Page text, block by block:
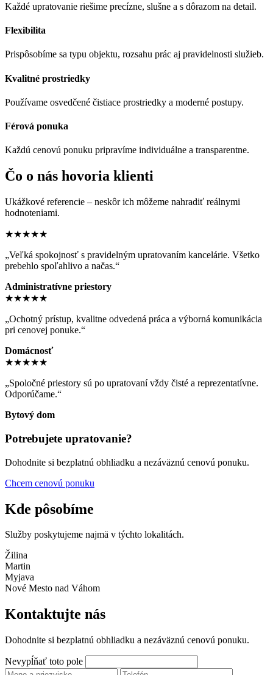
Každé upratovanie riešime precízne, slušne a s dôrazom na detail.
Flexibilita
Prispôsobíme sa typu objektu, rozsahu prác aj pravidelnosti služieb.
Kvalitné prostriedky
Používame osvedčené čistiace prostriedky a moderné postupy.
Férová ponuka
Každú cenovú ponuku pripravíme individuálne a transparentne.
Čo o nás hovoria klienti
Ukážkové referencie – neskôr ich môžeme nahradiť reálnymi
hodnoteniami.
★★★★★
„Veľká spokojnosť s pravidelným upratovaním kancelárie. Všetko
prebehlo spoľahlivo a načas.“
Administratívne priestory
★★★★★
„Ochotný prístup, kvalitne odvedená práca a výborná komunikácia
pri cenovej ponuke.“
Domácnosť
★★★★★
„Spoločné priestory sú po upratovaní vždy čisté a reprezentatívne.
Odporúčame.“
Bytový dom
Potrebujete upratovanie?
Dohodnite si bezplatnú obhliadku a nezáväznú cenovú ponuku.
Chcem cenovú ponuku
Kde pôsobíme
Služby poskytujeme najmä v týchto lokalitách.
Žilina
Martin
Myjava
Nové Mesto nad Váhom
Kontaktujte nás
Dohodnite si bezplatnú obhliadku a nezáväznú cenovú ponuku.
Nevypĺňať toto pole